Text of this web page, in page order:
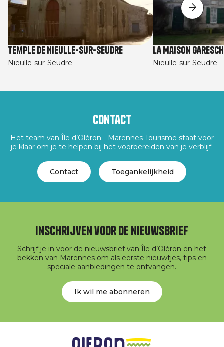
Temple de Nieulle-sur-Seudre
Nieulle-sur-Seudre
La Maison
Nieulle-sur-Seudre
Contact
Het team van Île d’Oléron - Marennes Tourisme staat voor
je klaar om je te helpen bij het voorbereiden van je verblijf.
Contact Toegankelijkheid
Inschrijven voor de nieuwsbrief
Schrijf je in voor de nieuwsbrief van Île d’Oléron en het
bekken van Marennes om als eerste nieuwtjes, tips en
speciale aanbiedingen te ontvangen.
Ik wil me abonneren